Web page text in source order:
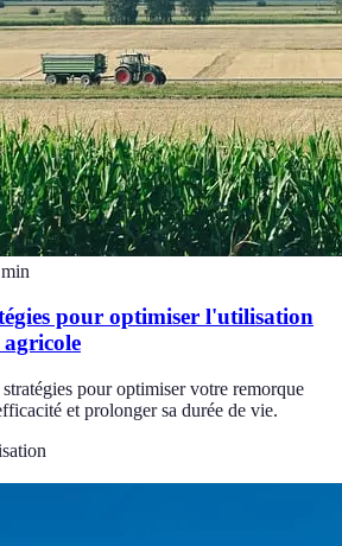
min
pour optimiser l'utilisation
pour optimiser votre remorque
et prolonger sa durée de vie.